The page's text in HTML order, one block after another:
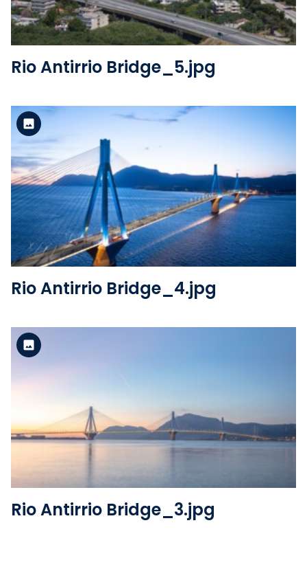
Rio Antirrio Bridge_5.jpg
Voir le fichier
Version standard
Rio Antirrio Bridge_4.jpg
Voir le fichier
Rio Antirrio Bridge_3.jpg